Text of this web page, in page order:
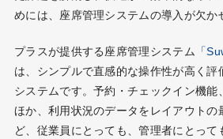
めには、座席管理システムの導入が欠か
プラスが提供する座席管理システム
「
は、シンプルで直感的な操作性が高く評
システムです。予約・チェックイン機能
ほか、利用状況のデータをレイアウトの
ど、従業員にとっても、管理者にとっ